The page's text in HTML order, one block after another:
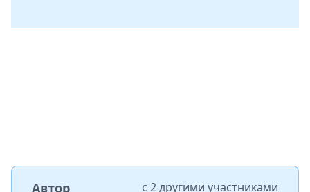
Автор с 2 другими участниками